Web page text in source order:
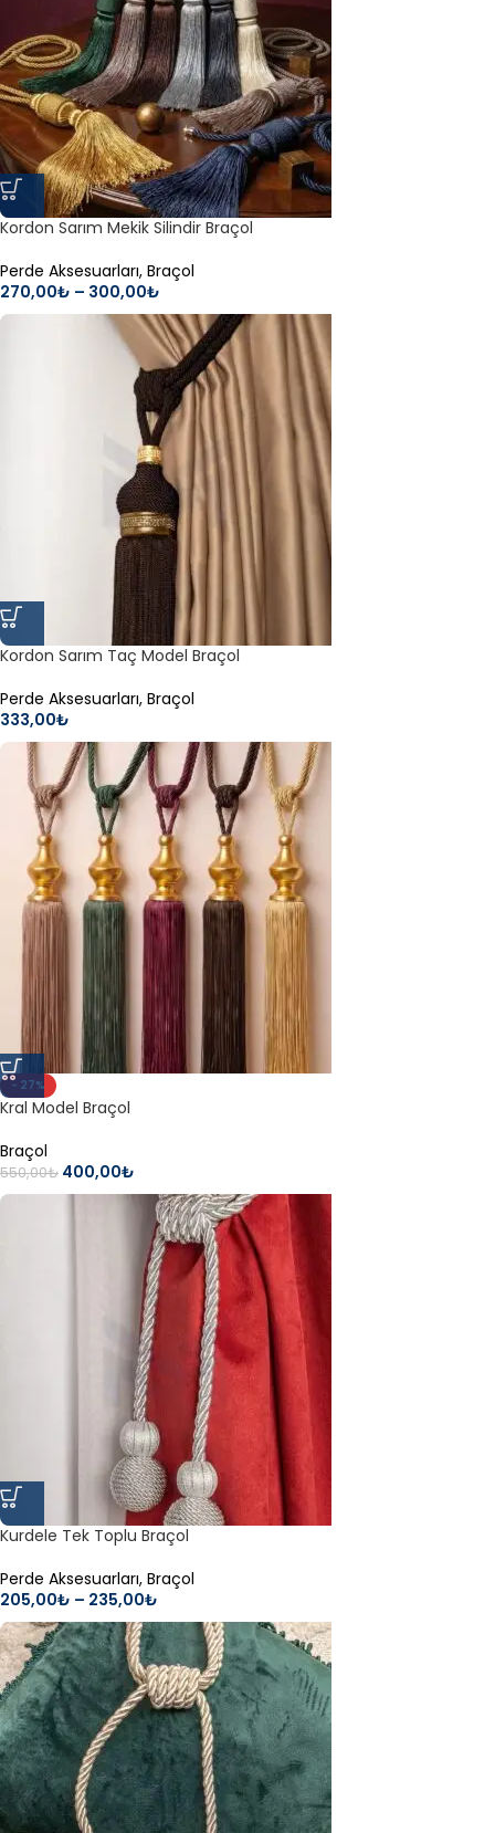
Kordon Sarım Mekik Silindir Braçol
Perde Aksesuarları, Braçol
270,00₺ – 300,00₺
Kordon Sarım Taç Model Braçol
Perde Aksesuarları, Braçol
333,00₺
- 27%
Kral Model Braçol
Braçol
550,00₺ 400,00₺
Kurdele Tek Toplu Braçol
Perde Aksesuarları, Braçol
205,00₺ – 235,00₺